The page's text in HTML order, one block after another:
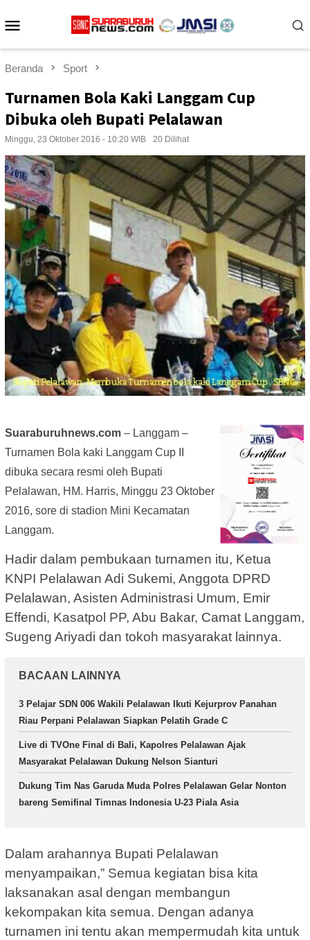
ke
Beranda Sport
Turnamen Bola Kaki Langgam Cup
Dibuka oleh Bupati Pelalawan
Minggu, 23 Oktober 2016 - 10:20 WIB 20 Dilihat
Suaraburuhnews.com – Langgam –
Turnamen Bola kaki Langgam Cup II
dibuka secara resmi oleh Bupati
Pelalawan, HM. Harris, Minggu 23 Oktober
2016, sore di stadion Mini Kecamatan
Langgam.
Hadir dalam pembukaan turnamen itu, Ketua
KNPI Pelalawan Adi Sukemi, Anggota DPRD
Pelalawan, Asisten Administrasi Umum, Emir
Effendi, Kasatpol PP, Abu Bakar, Camat Langgam,
Sugeng Ariyadi dan tokoh masyarakat lainnya.
BACAAN LAINNYA
3 Pelajar SDN 006 Wakili Pelalawan Ikuti Kejurprov Panahan
Riau Perpani Pelalawan Siapkan Pelatih Grade C
Live di TVOne Final di Bali, Kapolres Pelalawan Ajak
Masyarakat Pelalawan Dukung Nelson Sianturi
Dukung Tim Nas Garuda Muda Polres Pelalawan Gelar Nonton
bareng Semifinal Timnas Indonesia U-23 Piala Asia
Dalam arahannya Bupati Pelalawan
menyampaikan,” Semua kegiatan bisa kita
laksanakan asal dengan membangun
kekompakan kita semua. Dengan adanya
turnamen ini tentu akan mempermudah kita untuk